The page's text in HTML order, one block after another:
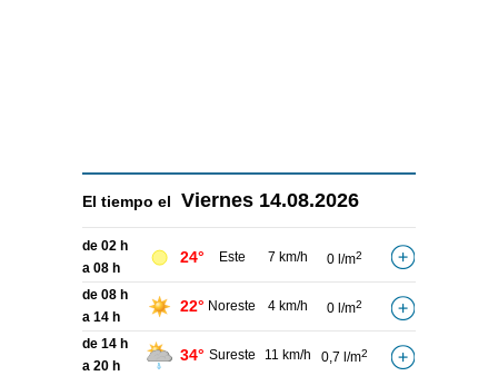
El tiempo el Viernes 14.08.2026
de 02 h
a 08 h
24° Este 7 km/h 0 l/m2
de 08 h
a 14 h
22° Noreste 4 km/h 0 l/m2
de 14 h
a 20 h
34° Sureste 11 km/h 0,7 l/m2